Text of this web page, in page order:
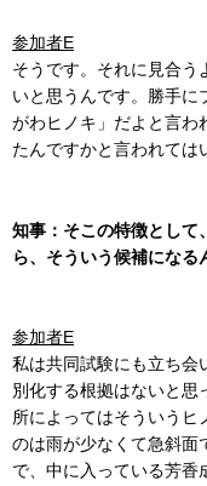
参加者E
そうです。それに見合う
いと思うんです。勝手に
がわヒノキ」だよと言わ
たんですかと言われては
知事：そこの特徴として
ら、そういう候補になる
参加者E
私は共同試験にも立ち会
別化する根拠はないと思
所によってはそういうヒ
のは雨が少なくて急斜面
で、中に入っている芳香